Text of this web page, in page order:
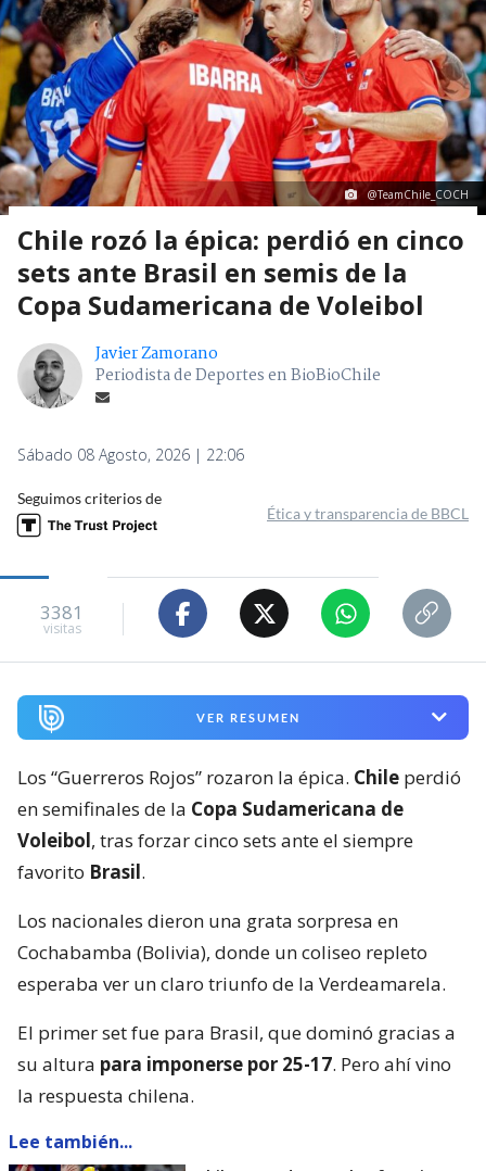
@TeamChile_COCH
Chile rozó la épica: perdió en cinco
sets ante Brasil en semis de la
Copa Sudamericana de Voleibol
Javier Zamorano
Periodista de Deportes en BioBioChile
Sábado 08 Agosto, 2026 | 22:06
Seguimos criterios de
Ética y transparencia de BBCL
3381
visitas
VER RESUMEN
Los “Guerreros Rojos” rozaron la épica. Chile perdió
en semifinales de la Copa Sudamericana de
Voleibol, tras forzar cinco sets ante el siempre
favorito Brasil.
Los nacionales dieron una grata sorpresa en
Cochabamba (Bolivia), donde un coliseo repleto
esperaba ver un claro triunfo de la Verdeamarela.
El primer set fue para Brasil, que dominó gracias a
su altura para imponerse por 25-17. Pero ahí vino
la respuesta chilena.
Lee también...